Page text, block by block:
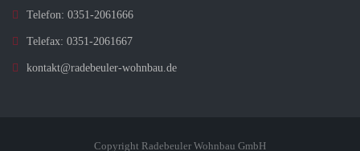
Telefon: 0351-2061666
Telefax: 0351-2061667
kontakt@radebeuler-wohnbau.de
Copyright Radebeuler Wohnbau GmbH